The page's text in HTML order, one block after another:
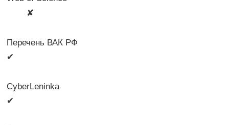
✘
Перечень ВАК РФ
✔
CyberLeninka
✔